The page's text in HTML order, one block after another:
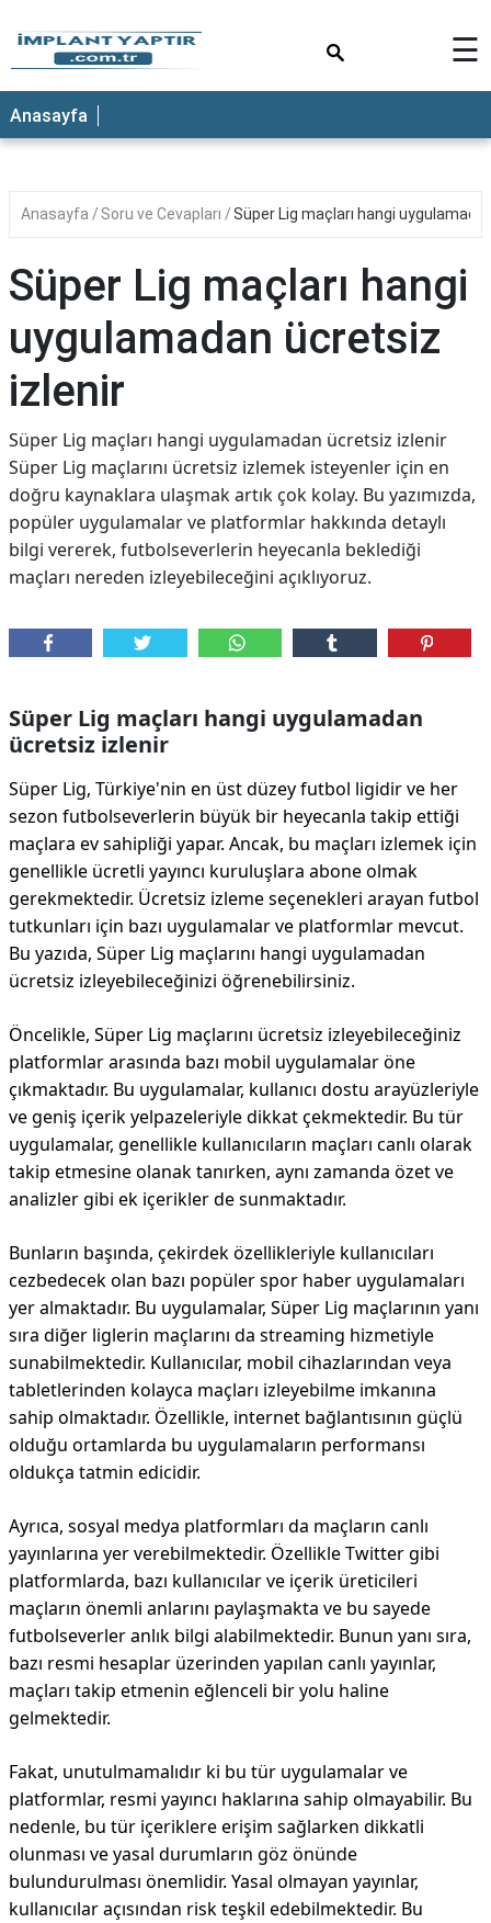
☰
Anasayfa
Anasayfa Soru ve Cevapları Süper Lig maçları hangi
Süper Lig maçları hangi
uygulamadan ücretsiz
izlenir
Süper Lig maçları hangi uygulamadan ücretsiz izlenir
Süper Lig maçlarını ücretsiz izlemek isteyenler için en
doğru kaynaklara ulaşmak artık çok kolay. Bu yazımızda,
popüler uygulamalar ve platformlar hakkında detaylı
bilgi vererek, futbolseverlerin heyecanla beklediği
maçları nereden izleyebileceğini açıklıyoruz.
Süper Lig maçları hangi uygulamadan
ücretsiz izlenir
Süper Lig, Türkiye'nin en üst düzey futbol ligidir ve her
sezon futbolseverlerin büyük bir heyecanla takip ettiği
maçlara ev sahipliği yapar. Ancak, bu maçları izlemek için
genellikle ücretli yayıncı kuruluşlara abone olmak
gerekmektedir. Ücretsiz izleme seçenekleri arayan futbol
tutkunları için bazı uygulamalar ve platformlar mevcut.
Bu yazıda, Süper Lig maçlarını hangi uygulamadan
ücretsiz izleyebileceğinizi öğrenebilirsiniz.
Öncelikle, Süper Lig maçlarını ücretsiz izleyebileceğiniz
platformlar arasında bazı mobil uygulamalar öne
çıkmaktadır. Bu uygulamalar, kullanıcı dostu arayüzleriyle
ve geniş içerik yelpazeleriyle dikkat çekmektedir. Bu tür
uygulamalar, genellikle kullanıcıların maçları canlı olarak
takip etmesine olanak tanırken, aynı zamanda özet ve
analizler gibi ek içerikler de sunmaktadır.
Bunların başında, çekirdek özellikleriyle kullanıcıları
cezbedecek olan bazı popüler spor haber uygulamaları
yer almaktadır. Bu uygulamalar, Süper Lig maçlarının yanı
sıra diğer liglerin maçlarını da streaming hizmetiyle
sunabilmektedir. Kullanıcılar, mobil cihazlarından veya
tabletlerinden kolayca maçları izleyebilme imkanına
sahip olmaktadır. Özellikle, internet bağlantısının güçlü
olduğu ortamlarda bu uygulamaların performansı
oldukça tatmin edicidir.
Ayrıca, sosyal medya platformları da maçların canlı
yayınlarına yer verebilmektedir. Özellikle Twitter gibi
platformlarda, bazı kullanıcılar ve içerik üreticileri
maçların önemli anlarını paylaşmakta ve bu sayede
futbolseverler anlık bilgi alabilmektedir. Bunun yanı sıra,
bazı resmi hesaplar üzerinden yapılan canlı yayınlar,
maçları takip etmenin eğlenceli bir yolu haline
gelmektedir.
Fakat, unutulmamalıdır ki bu tür uygulamalar ve
platformlar, resmi yayıncı haklarına sahip olmayabilir. Bu
nedenle, bu tür içeriklere erişim sağlarken dikkatli
olunması ve yasal durumların göz önünde
bulundurulması önemlidir. Yasal olmayan yayınlar,
kullanıcılar açısından risk teşkil edebilmektedir. Bu